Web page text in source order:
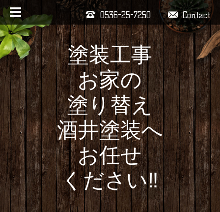
Contact
0536-25-7250
塗装工事
お家の
塗り替え
酒井塗装へ
お任せ
ください‼️